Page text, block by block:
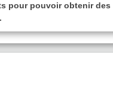
pour pouvoir obtenir des